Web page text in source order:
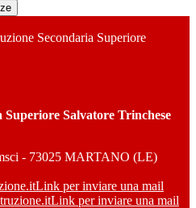
Secondaria Superiore
Salvatore Trinchese
- 73025 MARTANO (LE)
Link per inviare una mail
Link per inviare una mail